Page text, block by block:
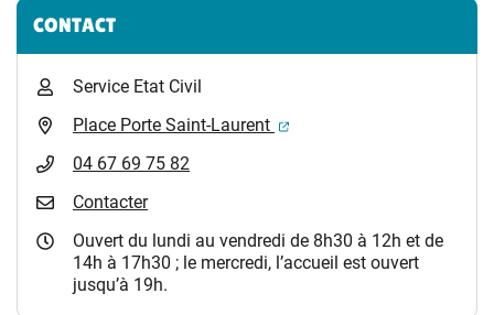
CONTACT
Service Etat Civil
Place Porte Saint-Laurent
(ouverture dans un
04 67 69 75 82
Contacter
Ouvert du lundi au vendredi de 8h30 à 12h et de
14h à 17h30 ; le mercredi, l’accueil est ouvert
jusqu’à 19h.